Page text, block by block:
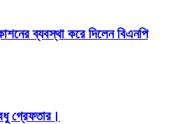
ব্যবস্থা করে দিলেন বিএনপি
গ্রেফতার।